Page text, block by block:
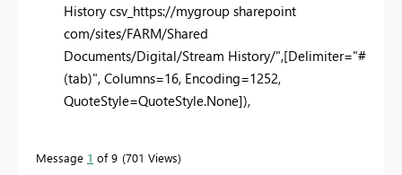
History csv_https://mygroup sharepoint
com/sites/FARM/Shared
Documents/Digital/Stream History/",[Delimiter="#
(tab)", Columns=16, Encoding=1252,
QuoteStyle=QuoteStyle.None]),
Message 1 of 9 701 Views